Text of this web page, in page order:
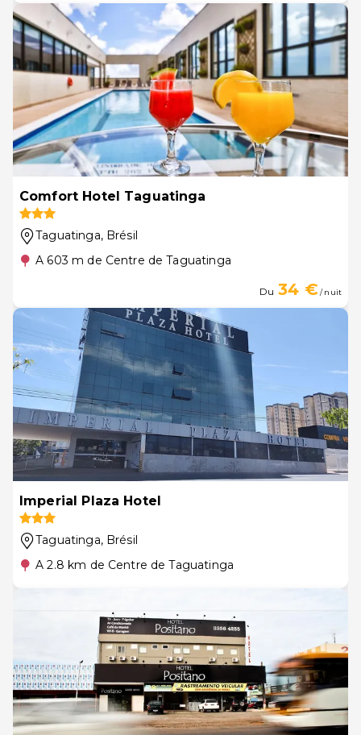
Comfort Hotel Taguatinga
Taguatinga, Brésil
A 603 m de Centre de Taguatinga
Du 34 €/ nuit
Imperial Plaza Hotel
Taguatinga, Brésil
A 2.8 km de Centre de Taguatinga